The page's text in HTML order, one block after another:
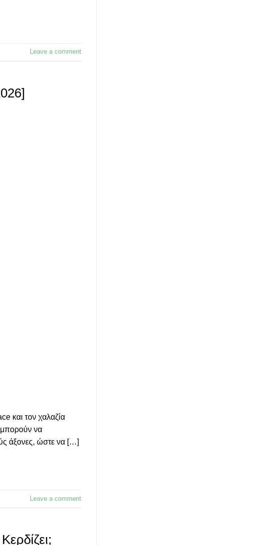
Leave a comment
και τον χαλαζία
μπορούν να
άξονες, ώστε να […]
Leave a comment